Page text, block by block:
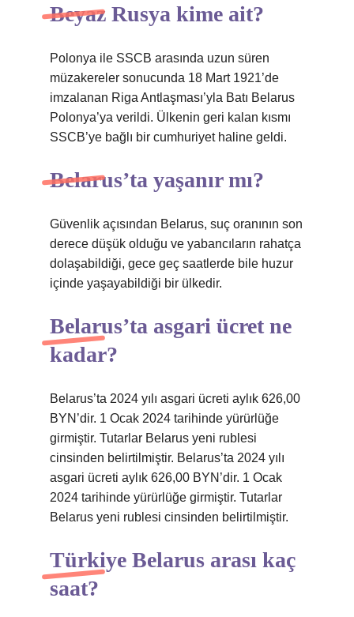
Beyaz Rusya kime ait?
Polonya ile SSCB arasında uzun süren
müzakereler sonucunda 18 Mart 1921’de
imzalanan Riga Antlaşması’yla Batı Belarus
Polonya’ya verildi. Ülkenin geri kalan kısmı
SSCB’ye bağlı bir cumhuriyet haline geldi.
Belarus’ta yaşanır mı?
Güvenlik açısından Belarus, suç oranının son
derece düşük olduğu ve yabancıların rahatça
dolaşabildiği, gece geç saatlerde bile huzur
içinde yaşayabildiği bir ülkedir.
Belarus’ta asgari ücret ne
kadar?
Belarus’ta 2024 yılı asgari ücreti aylık 626,00
BYN’dir. 1 Ocak 2024 tarihinde yürürlüğe
girmiştir. Tutarlar Belarus yeni rublesi
cinsinden belirtilmiştir. Belarus’ta 2024 yılı
asgari ücreti aylık 626,00 BYN’dir. 1 Ocak
2024 tarihinde yürürlüğe girmiştir. Tutarlar
Belarus yeni rublesi cinsinden belirtilmiştir.
Türkiye Belarus arası kaç
saat?